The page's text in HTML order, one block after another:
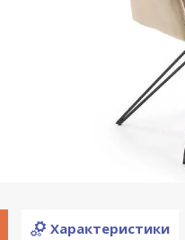
Характеристики